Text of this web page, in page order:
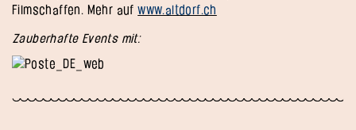
Filmschaffen. Mehr aufwww.altdorf.ch
Zauberhafte Events mit: